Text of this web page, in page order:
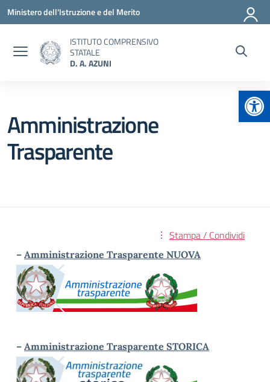
Vai ai contenuti
Vai al menu di navigazione
Vai al footer
Ministero dell'Istruzione e del Merito
ISTITUTO COMPRENSIVO
STATALE
D. A. AZUNI
Amministrazione
Trasparente
Stampa / Condividi
– Amministrazione Trasparente NUOVA
– Amministrazione Trasparente STORICA